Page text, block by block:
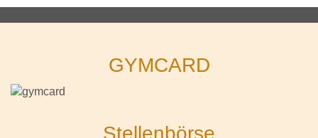
GYMCARD
Stellenbörse